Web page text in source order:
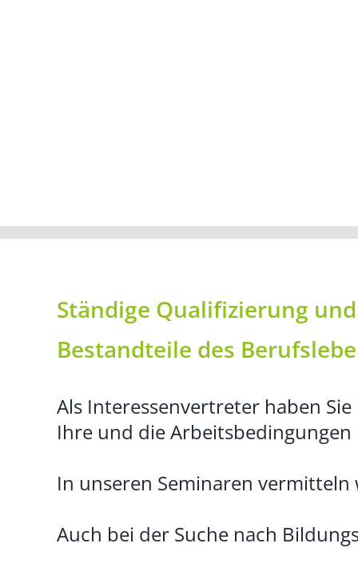
Ständige Qualifizierung
Bestandteile des
Als Interessenvertreter haben
Ihre und die
In unseren Seminaren
Auch bei der Suche nach